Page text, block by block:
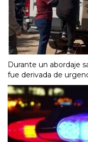
Durante un abordaje
fue derivada de